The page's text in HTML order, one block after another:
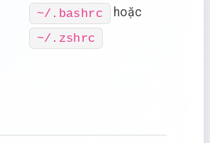
~/.bashrc hoặc
~/.zshrc